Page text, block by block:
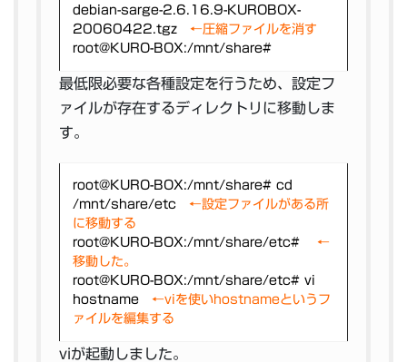
debian-sarge-2.6.16.9-KUROBOX-
20060422.tgz ←圧縮ファイルを消す
root@KURO-BOX:/mnt/share#
最低限必要な各種設定を行うため、設定フ
ァイルが存在するディレクトリに移動しま
す。
root@KURO-BOX:/mnt/share# cd
/mnt/share/etc ←設定ファイルがある所
に移動する
root@KURO-BOX:/mnt/share/etc# ←
移動した。
root@KURO-BOX:/mnt/share/etc# vi
hostname ←viを使いhostnameというフ
ァイルを編集する
viが起動しました。